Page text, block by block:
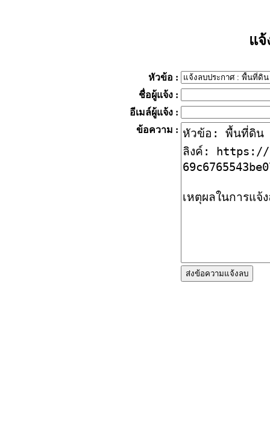
แจ้
หัวข้อ :
ชื่อผู้แจ้ง :
อีเมล์ผู้แจ้ง :
ข้อความ :